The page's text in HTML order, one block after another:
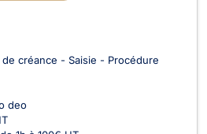
créance - Saisie - Procédure
deo